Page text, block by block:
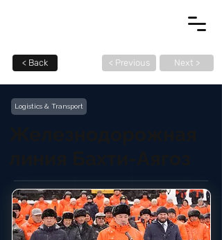
< Back < Previous Next >
Logistics & Transport